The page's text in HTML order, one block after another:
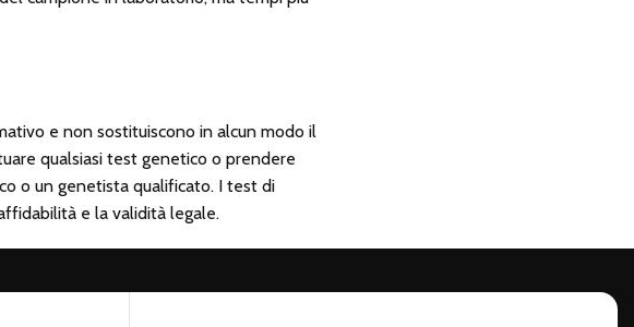
e non sostituiscono in alcun modo il
qualsiasi test genetico o prendere
o un genetista qualificato. I test di
e la validità legale.